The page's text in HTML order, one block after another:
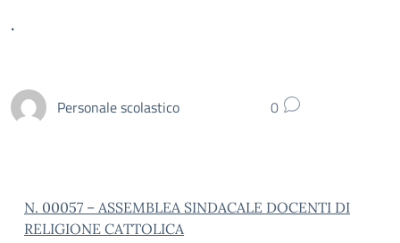
.
Personale scolastico 0
N. 00057 – ASSEMBLEA SINDACALE DOCENTI DI
RELIGIONE CATTOLICA